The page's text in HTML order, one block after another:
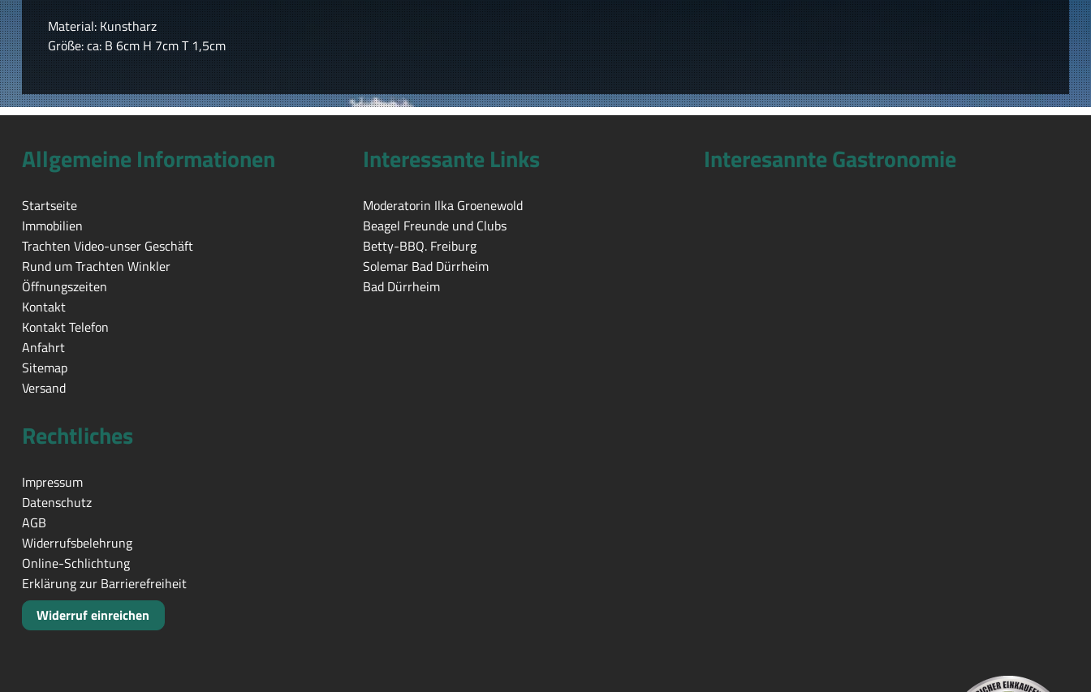
Material: Kunstharz
Größe: ca: B 6cm H 7cm T 1,5cm
Allgemeine Informationen
Startseite
Immobilien
Trachten Video-unser Geschäft
Rund um Trachten Winkler
Öffnungszeiten
Kontakt
Kontakt Telefon
Anfahrt
Sitemap
Versand
Interessante Links
Moderatorin Ilka Groenewold
Beagel Freunde und Clubs
Betty-BBQ. Freiburg
Solemar Bad Dürrheim
Bad Dürrheim
Interesannte Gastronomie
Rechtliches
Impressum
Datenschutz
AGB
Widerrufsbelehrung
Online-Schlichtung
Erklärung zur Barrierefreiheit
Widerruf einreichen